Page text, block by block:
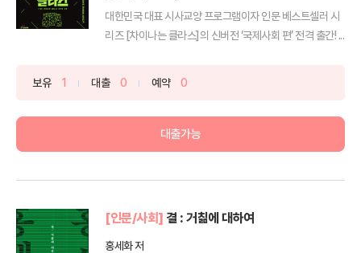
대한민국 대표 시사교양 프로그램이자 인문 베스트셀러 시
리즈 [차이나는 클라스]의 신버전 ‘국제사회 편’ 전격 출간! ...
보유 1 대출 0 예약 0
대출가능
[인문/사회] 결 : 거칢에 대하여
홍세화 저